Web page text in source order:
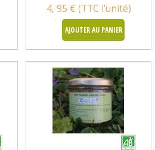
4, 95 € (TTC l'unité)
AJOUTER AU PANIER